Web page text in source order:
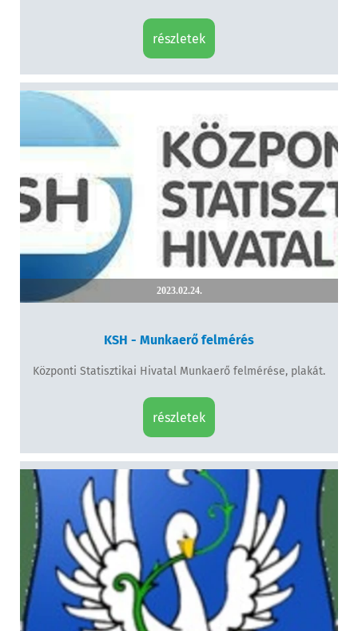
részletek
2023.02.24.
KSH - Munkaerő felmérés
Központi Statisztikai Hivatal Munkaerő felmérése, plakát.
részletek